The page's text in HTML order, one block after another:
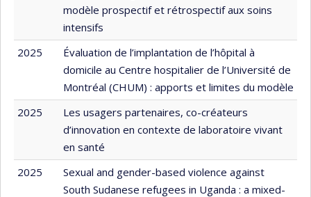
modèle prospectif et rétrospectif aux soins
intensifs
2025
Évaluation de l’implantation de l’hôpital à
domicile au Centre hospitalier de l’Université de
Montréal (CHUM) : apports et limites du modèle
2025
Les usagers partenaires, co-créateurs
d’innovation en contexte de laboratoire vivant
en santé
2025
Sexual and gender-based violence against
South Sudanese refugees in Uganda : a mixed-